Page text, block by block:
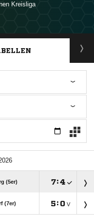
Kreisliga
(5er) :
(7er) : V